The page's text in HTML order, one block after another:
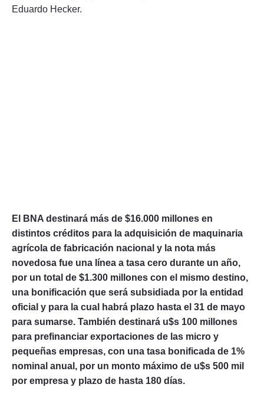
Eduardo Hecker.
El BNA destinará más de $16.000 millones en
distintos créditos para la adquisición de maquinaria
agrícola de fabricación nacional y la nota más
novedosa fue una línea a tasa cero durante un año,
por un total de $1.300 millones con el mismo destino,
una bonificación que será subsidiada por la entidad
oficial y para la cual habrá plazo hasta el 31 de mayo
para sumarse. También destinará u$s 100 millones
para prefinanciar exportaciones de las micro y
pequeñas empresas, con una tasa bonificada de 1%
nominal anual, por un monto máximo de u$s 500 mil
por empresa y plazo de hasta 180 días.